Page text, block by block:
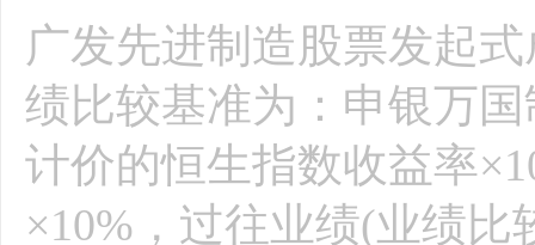
广发先进制造股票发起
绩比较基准为：申银万
计价的恒生指数收益率
×10%，过往业绩(业绩比